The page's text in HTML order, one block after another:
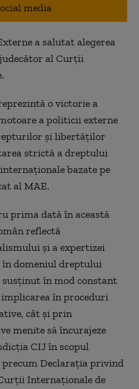
media
a salutat alegerea
al Curţii
o victorie a
a politicii externe
şi libertăţilor
strictă a dreptului
bazate pe
al MAE.
prima dată în această
reflectă
şi a expertizei
în domeniul dreptului
în mod constant
în proceduri
cât şi prin
menite să încurajeze
CIJ în scopul
Declaraţia privind
Internaţionale de